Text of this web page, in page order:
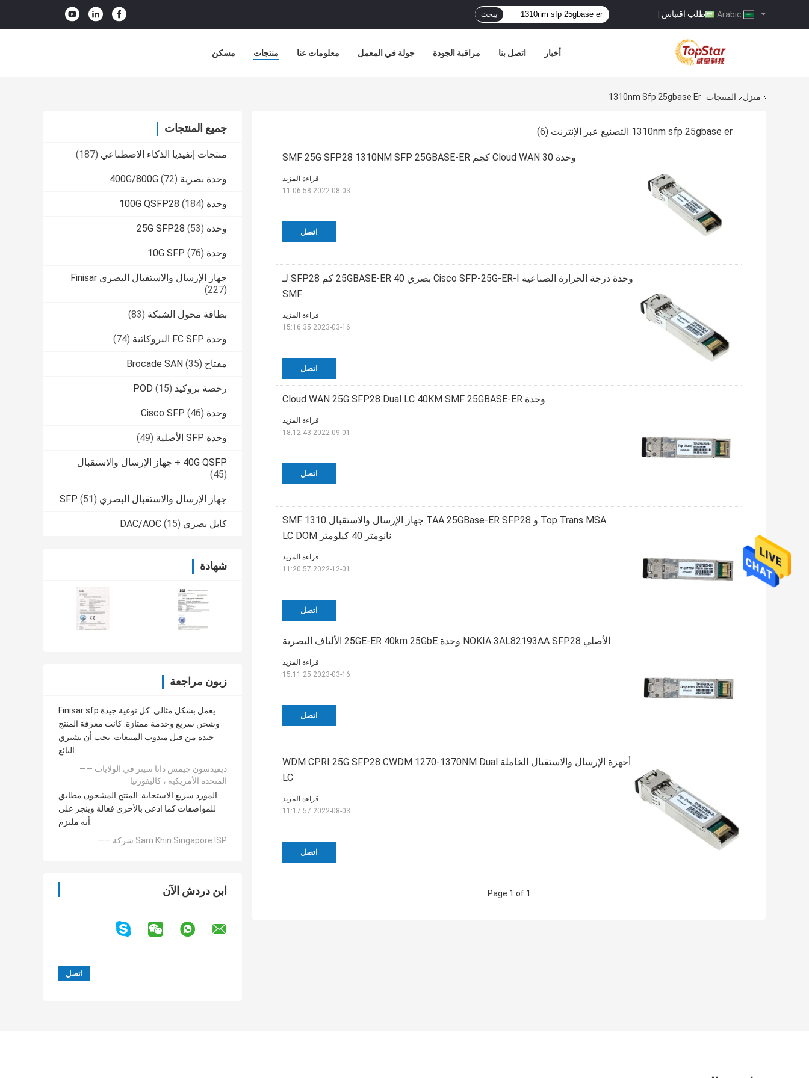
طلب اقتباس | يبحث
مسكن منتجات معلومات عنا جولة في المعمل مراقبة الجودة اتصل بنا أخبار
منزل المنتجات 1310nm Sfp 25gbase Er
جميع المنتجات
منتجات إنفيديا الذكاء الاصطناعي (187)
وحدة بصرية 400G/800G (72)
وحدة 100G QSFP28 (184)
وحدة 25G SFP28 (53)
وحدة 10G SFP (76)
جهاز الإرسال والاستقبال البصري Finisar
(227)
بطاقة محول الشبكة (83)
وحدة FC SFP البروكاتية (74)
مفتاح Brocade SAN (35)
رخصة بروكيد POD (15)
وحدة Cisco SFP (46)
وحدة SFP الأصلية (49)
40G QSFP + جهاز الإرسال والاستقبال
(45)
جهاز الإرسال والاستقبال البصري SFP (51)
كابل بصري DAC/AOC (15)
شهادة
زبون مراجعة
Finisar sfp يعمل بشكل مثالي. كل نوعية جيدة
وشحن سريع وخدمة ممتازة. كانت معرفة المنتج
جيدة من قبل مندوب المبيعات. يجب أن يشتري
البائع.
—— ديفيدسون جيمس داتا سينر في الولايات
المتحدة الأمريكية ، كاليفورنيا
المورد سريع الاستجابة. المنتج المشحون مطابق
للمواصفات كما ادعى بالأحرى فعالة وينجز على
أنه ملتزم.
—— شركة Sam Khin Singapore ISP
ابن دردش الآن
1310nm sfp 25gbase er التصنيع عبر الإنترنت (6)
وحدة Cloud WAN 30 كجم SMF 25G SFP28 1310NM SFP 25GBASE-ER
اتصل
قراءة المزيد
2022-08-03 11:06:58
وحدة درجة الحرارة الصناعية Cisco SFP-25G-ER-I بصري 25GBASE-ER 40 كم SFP28 لـ
SMF
اتصل
قراءة المزيد
2023-03-16 15:16:35
وحدة Cloud WAN 25G SFP28 Dual LC 40KM SMF 25GBASE-ER
اتصل
قراءة المزيد
2022-09-01 18:12:43
Top Trans MSA و TAA 25GBase-ER SFP28 جهاز الإرسال والاستقبال SMF 1310
نانومتر 40 كيلومتر LC DOM
اتصل
قراءة المزيد
2022-12-01 11:20:57
الأصلي NOKIA 3AL82193AA SFP28 وحدة 25GE-ER 40km 25GbE الألياف البصرية
اتصل
قراءة المزيد
2023-03-16 15:11:25
أجهزة الإرسال والاستقبال الخاملة WDM CPRI 25G SFP28 CWDM 1270-1370NM Dual
LC
اتصل
قراءة المزيد
2022-08-03 11:17:57
Page 1 of 1